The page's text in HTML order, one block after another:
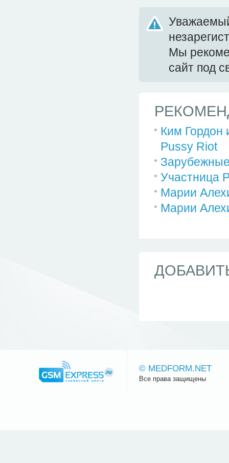
Мы
сайт под
Ким Гордон
Pussy Riot
Участница
Марии
Марии
© MEDFORM.NET
Все права защищены